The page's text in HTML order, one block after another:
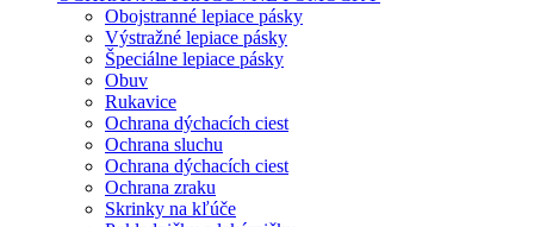
Obojstranné lepiace pásky
Výstražné lepiace pásky
Špeciálne lepiace pásky
Obuv
Rukavice
Ochrana dýchacích ciest
Ochrana sluchu
Ochrana dýchacích ciest
Ochrana zraku
Skrinky na kľúče